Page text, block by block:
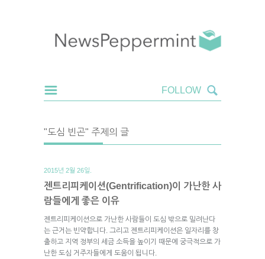
"도심 빈곤" 주제의 글
2015년 2월 26일.
젠트리피케이션(Gentrification)이 가난한 사
람들에게 좋은 이유
젠트리피케이션으로 가난한 사람들이 도심 밖으로 밀려난다
는 근거는 빈약합니다. 그리고 젠트리피케이션은 일자리를 창
출하고 지역 정부의 세금 소득을 높이기 때문에 궁극적으로 가
난한 도심 거주자들에게 도움이 됩니다.